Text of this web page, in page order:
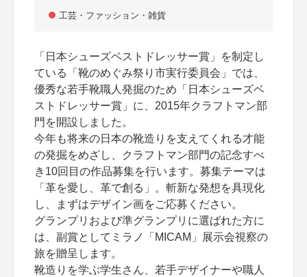
工芸・ファッション・雑貨
「日本シューズベストドレッサー賞」を制定し
ている「靴のめぐみ祭り市実行委員会」では、
優秀な若手靴職人発掘のため「日本シューズベ
ストドレッサー賞」に、2015年クラフトマン部
門を開設しました。
今年も将来の日本の靴造りを支えてくれる才能
の発掘をめざし、クラフトマン部門の記念すべ
き10回目の作品募集を行います。募集テーマは
「革を愛し、革で創る」。斬新な発想を具現化
し、まずはデザイン画をご応募ください。
グランプリおよび準グランプリに選ばれた方に
は、副賞としてミラノ「MICAM」展示会視察の
旅を贈呈します。
靴造りを学ぶ学生さん、若手デザイナーや職人